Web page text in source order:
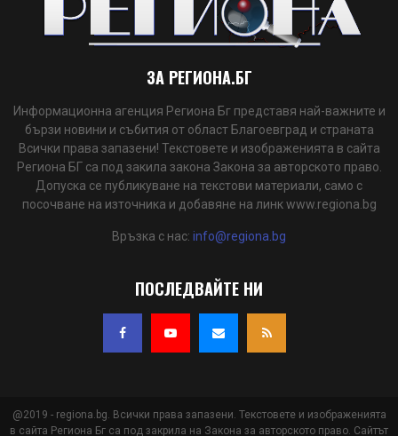
ЗА РЕГИОНА.БГ
Информационна агенция Региона Бг представя най-важните и
бързи новини и събития от област Благоевград и страната
Всички права запазени! Текстовете и изображенията в сайта
Региона БГ са под закила закона Закона за авторското право.
Допуска се публикуване на текстови материали, само с
посочване на източника и добавяне на линк www.regiona.bg
Връзка с нас: info@regiona.bg
ПОСЛЕДВАЙТЕ НИ
@2019 - regiona.bg. Всички права запазени. Текстовете и изображенията
в сайта Региона Бг са под закрила на Закона за авторското право. Сайтът